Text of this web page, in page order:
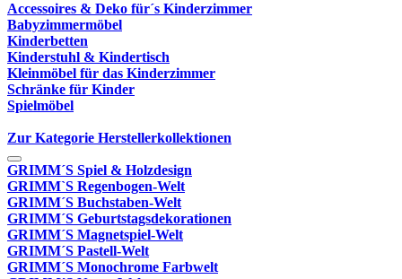
Accessoires & Deko für´s Kinderzimmer
Babyzimmermöbel
Kinderbetten
Kinderstuhl & Kindertisch
Kleinmöbel für das Kinderzimmer
Schränke für Kinder
Spielmöbel
Zur Kategorie Herstellerkollektionen
GRIMM´S Spiel & Holzdesign
GRIMM`S Regenbogen-Welt
GRIMM´S Buchstaben-Welt
GRIMM´S Geburtstagsdekorationen
GRIMM´S Magnetspiel-Welt
GRIMM´S Pastell-Welt
GRIMM´S Monochrome Farbwelt